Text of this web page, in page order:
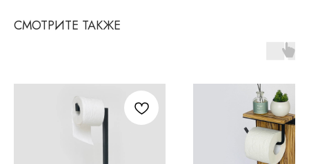
СМОТРИТЕ ТАКЖЕ
СВЯЖИТЕСЬ С НАМИ
По всем возникающим вопросам